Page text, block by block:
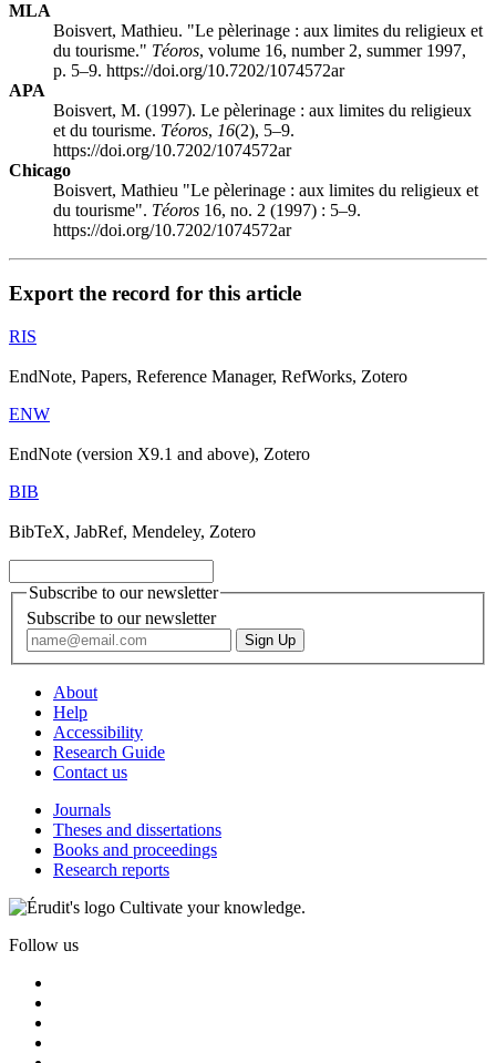
MLA
Boisvert, Mathieu. "Le pèlerinage : aux limites du religieux et
du tourisme." Téoros, volume 16, number 2, summer 1997,
p. 5–9. https://doi.org/10.7202/1074572ar
APA
Boisvert, M. (1997). Le pèlerinage : aux limites du religieux
et du tourisme. Téoros, 16(2), 5–9.
https://doi.org/10.7202/1074572ar
Chicago
Boisvert, Mathieu "Le pèlerinage : aux limites du religieux et
du tourisme". Téoros 16, no. 2 (1997) : 5–9.
https://doi.org/10.7202/1074572ar
Export the record for this article
RIS
EndNote, Papers, Reference Manager, RefWorks, Zotero
ENW
EndNote (version X9.1 and above), Zotero
BIB
BibTeX, JabRef, Mendeley, Zotero
Subscribe to our newsletter
Subscribe to our newsletter
About
Help
Accessibility
Research Guide
Contact us
Journals
Theses and dissertations
Books and proceedings
Research reports
Cultivate your knowledge.
Follow us